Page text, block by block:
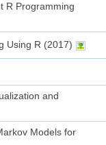
R Programming
Using R (2017)
and
Models for